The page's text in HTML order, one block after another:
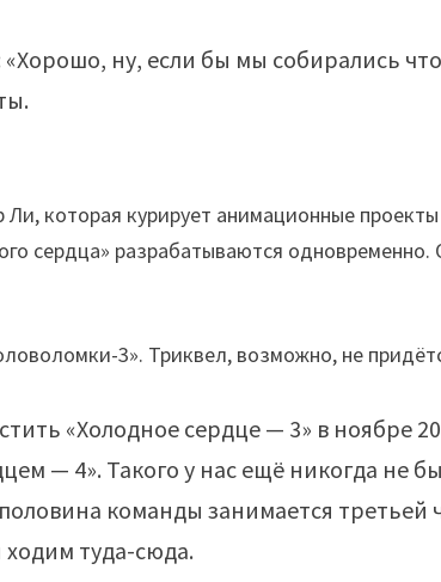
ну, если бы мы собирались
которая курирует анимационные
сердца» разрабатываются
«Холодное сердце — 3» в ноябре
— 4». Такого у нас ещё никогда не
команды занимается третьей
туда-сюда.